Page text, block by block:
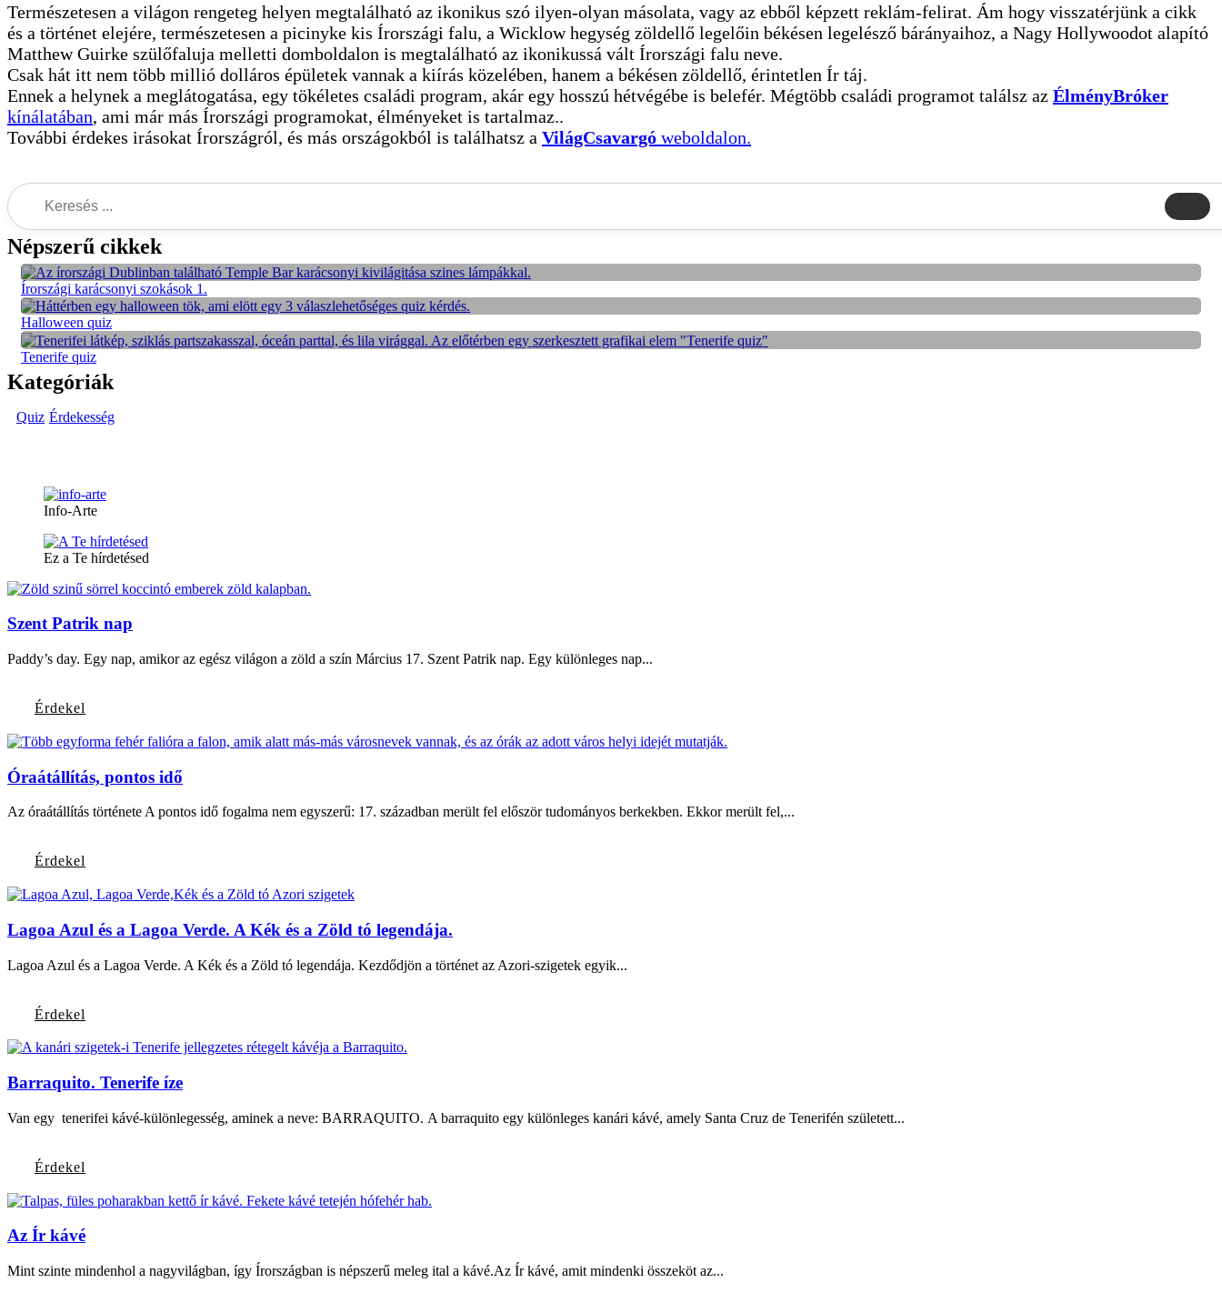
Természetesen a világon rengeteg helyen megtalálható az ikonikus szó ilyen-olyan másolata, vagy az ebből képzett reklám-felirat. Ám hogy visszatérjünk a cikk
és a történet elejére, természetesen a picinyke kis Írországi falu, a Wicklow hegység zöldellő legelőin békésen legelésző bárányaihoz, a Nagy Hollywoodot alapító
Matthew Guirke szülőfaluja melletti domboldalon is megtalálható az ikonikussá vált Írországi falu neve.
Csak hát itt nem több millió dolláros épületek vannak a kiírás közelében, hanem a békésen zöldellő, érintetlen Ír táj.
Ennek a helynek a meglátogatása, egy tökéletes családi program, akár egy hosszú hétvégébe is belefér. Mégtöbb családi programot találsz az ÉlményBróker
kínálatában, ami már más Írországi programokat, élményeket is tartalmaz..
További érdekes irásokat Írországról, és más országokból is találhatsz a VilágCsavargó weboldalon.
Népszerű cikkek
Írországi karácsonyi szokások 1.
Halloween quiz
Tenerife quiz
Kategóriák
Quiz Érdekesség
Info-Arte
Ez a Te hírdetésed
Szent Patrik nap
Paddy’s day. Egy nap, amikor az egész világon a zöld a szín Március 17. Szent Patrik nap. Egy különleges nap...
Érdekel
Óraátállítás, pontos idő
Az óraátállítás története A pontos idő fogalma nem egyszerű: 17. században merült fel először tudományos berkekben. Ekkor merült fel,...
Érdekel
Lagoa Azul és a Lagoa Verde. A Kék és a Zöld tó legendája.
Lagoa Azul és a Lagoa Verde. A Kék és a Zöld tó legendája. Kezdődjön a történet az Azori-szigetek egyik...
Érdekel
Barraquito. Tenerife íze
Van egy tenerifei kávé-különlegesség, aminek a neve: BARRAQUITO. A barraquito egy különleges kanári kávé, amely Santa Cruz de Tenerifén született...
Érdekel
Az Ír kávé
Mint szinte mindenhol a nagyvilágban, így Írországban is népszerű meleg ital a kávé.Az Ír kávé, amit mindenki összeköt az...